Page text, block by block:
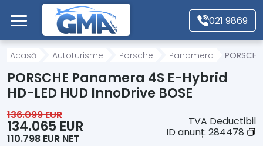
Mergi direct la conținutul principal
021 9869
Acasă
Autoturisme
Motociclete
Acasă Autoturisme Porsche Panamera
PORSCHE Panamera 4S E-Hybrid
HD-LED HUD InnoDrive BOSE
136.099 EUR
134.065 EUR
110.798 EUR NET
TVA Deductibil
ID anunț: 284478